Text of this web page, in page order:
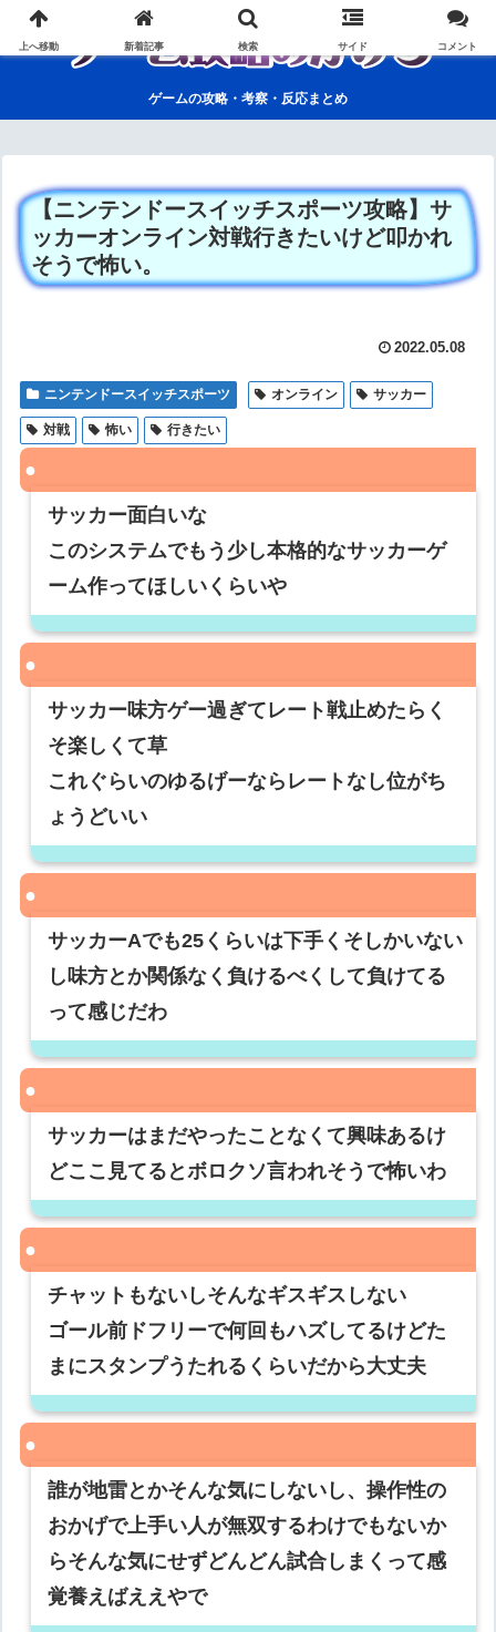
ゲームの攻略・考察・反応まとめ
【ニンテンドースイッチスポーツ攻略】サ
ッカーオンライン対戦行きたいけど叩かれ
そうで怖い。
2022.05.08
ニンテンドースイッチスポーツ オンライン サッカー
対戦 怖い 行きたい
サッカー面白いな
このシステムでもう少し本格的なサッカーゲ
ーム作ってほしいくらいや
サッカー味方ゲー過ぎてレート戦止めたらく
そ楽しくて草
これぐらいのゆるげーならレートなし位がち
ょうどいい
サッカーAでも25くらいは下手くそしかいない
し味方とか関係なく負けるべくして負けてる
って感じだわ
サッカーはまだやったことなくて興味あるけ
どここ見てるとボロクソ言われそうで怖いわ
チャットもないしそんなギスギスしない
ゴール前ドフリーで何回もハズしてるけどた
まにスタンプうたれるくらいだから大丈夫
誰が地雷とかそんな気にしないし、操作性の
おかげで上手い人が無双するわけでもないか
らそんな気にせずどんどん試合しまくって感
覚養えばええやで
上へ移動 新着記事 検索 サイド コメント